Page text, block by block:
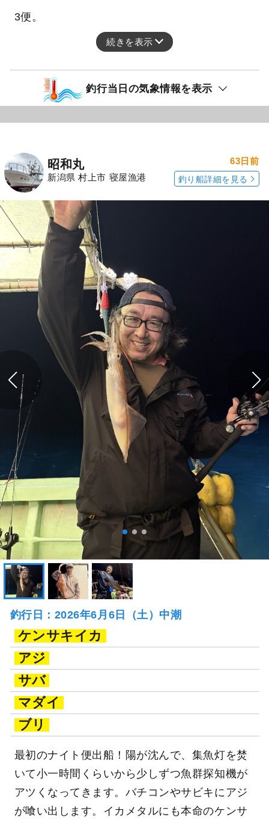
3便。
続きを表示
釣行当日の気象情報を表示
昭和丸
新潟県 村上市 寝屋漁港
63日前
釣り船詳細を見る
釣行日：2026年6月6日（土）中潮
ケンサキイカ
アジ
サバ
マダイ
ブリ
最初のナイト便出船！陽が沈んで、集魚灯を焚
いて小一時間くらいから少しずつ魚群探知機が
アツくなってきます。バチコンやサビキにアジ
が喰い出します。イカメタルにも本命のケンサ